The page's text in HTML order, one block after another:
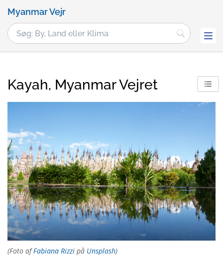
Myanmar Vejr
Kayah, Myanmar Vejret
(Foto afFabiana Rizzi på Unsplash)